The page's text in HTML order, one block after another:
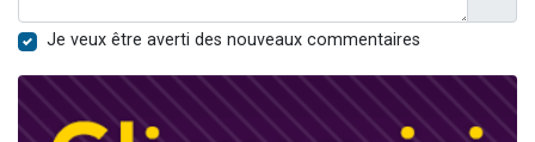
Je veux être averti des nouveaux commentaires